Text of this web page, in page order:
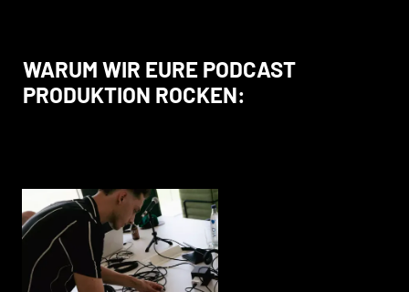
WARUM WIR EURE PODCAST
PRODUKTION ROCKEN: